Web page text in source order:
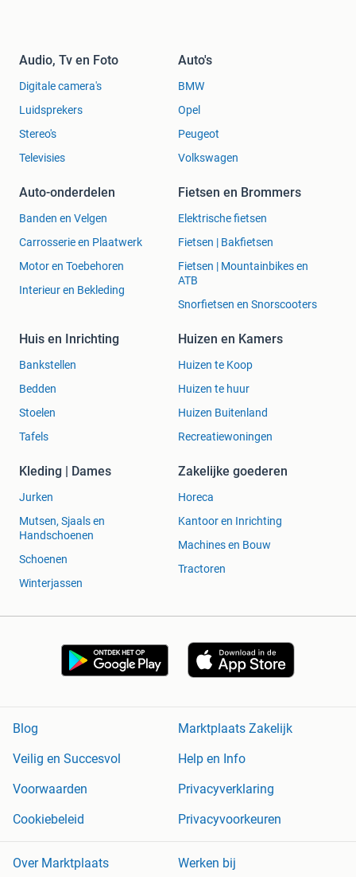
Audio, Tv en Foto
Digitale camera's
Luidsprekers
Stereo's
Televisies
Auto's
BMW
Opel
Peugeot
Volkswagen
Auto-onderdelen
Banden en Velgen
Carrosserie en Plaatwerk
Motor en Toebehoren
Interieur en Bekleding
Fietsen en Brommers
Elektrische fietsen
Fietsen | Bakfietsen
Fietsen | Mountainbikes en
ATB
Snorfietsen en Snorscooters
Huis en Inrichting
Bankstellen
Bedden
Stoelen
Tafels
Huizen en Kamers
Huizen te Koop
Huizen te huur
Huizen Buitenland
Recreatiewoningen
Kleding | Dames
Jurken
Mutsen, Sjaals en
Handschoenen
Schoenen
Winterjassen
Zakelijke goederen
Horeca
Kantoor en Inrichting
Machines en Bouw
Tractoren
Blog
Marktplaats Zakelijk
Veilig en Succesvol
Help en Info
Voorwaarden
Privacyverklaring
Cookiebeleid
Privacyvoorkeuren
Over Marktplaats Werken bij